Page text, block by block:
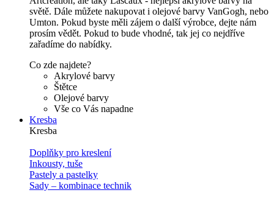
světě. Dále můžete nakupovat i olejové barvy VanGogh, nebo
Umton. Pokud byste měli zájem o další výrobce, dejte nám
prosím vědět. Pokud to bude vhodné, tak jej co nejdříve
zařadíme do nabídky.
Co zde najdete?
Akrylové barvy
Štětce
Olejové barvy
Vše co Vás napadne
Kresba
Kresba
Doplňky pro kreslení
Inkousty, tuše
Pastely a pastelky
Sady – kombinace technik